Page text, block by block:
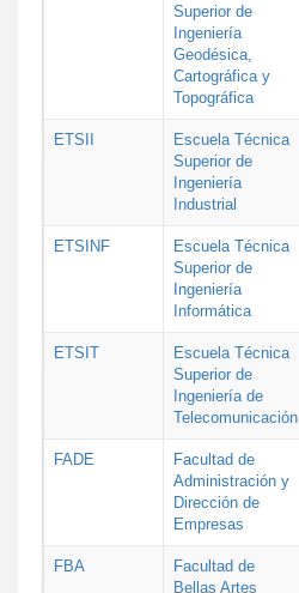
Superior de
Ingeniería
Geodésica,
Cartográfica y
Topográfica
ETSII
Escuela Técnica
Superior de
Ingeniería
Industrial
ETSINF
Escuela Técnica
Superior de
Ingeniería
Informática
ETSIT
Escuela Técnica
Superior de
Ingeniería de
Telecomunicación
FADE
Facultad de
Administración y
Dirección de
Empresas
FBA
Facultad de
Bellas Artes